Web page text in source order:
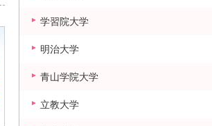
学習院大学
明治大学
青山学院大学
立教大学